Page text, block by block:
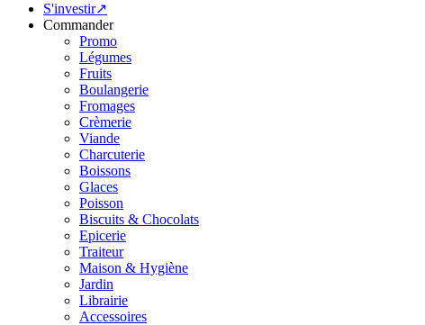
S'investir↗
Commander
Promo
Légumes
Fruits
Boulangerie
Fromages
Crèmerie
Viande
Charcuterie
Boissons
Glaces
Poisson
Biscuits & Chocolats
Epicerie
Traiteur
Maison & Hygiène
Jardin
Librairie
Accessoires